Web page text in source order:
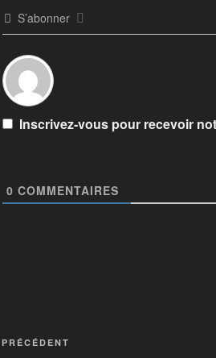
S’abonner
Inscrivez-vous pour recevoir
0 COMMENTAIRES
PRÉCÉDENT